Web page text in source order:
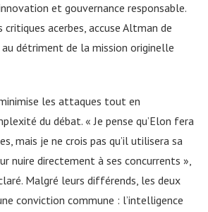
et gouvernance responsable.
critiques acerbes, accuse Altman de
détriment de la mission originelle
les attaques tout en
du débat. « Je pense qu’Elon fera
mais je ne crois pas qu’il utilisera sa
nuire directement à ses concurrents »,
Malgré leurs différends, les deux
conviction commune : l’intelligence